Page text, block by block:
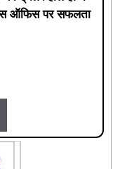
ऑफिस पर सफलता